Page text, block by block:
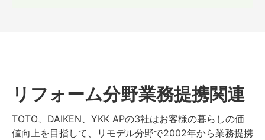
リフォーム分野業務提携関連
TOTO、DAIKEN、YKK APの3社はお客様の暮らしの価
値向上を目指して、リモデル分野で2002年から業務提携